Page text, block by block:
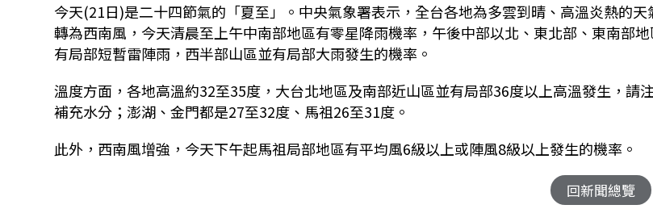
今天(21日)是二十四節氣的 「夏至」。中央氣象署表示，全台各地為多雲到晴、高溫炎熱的
轉為西南風，今天清晨至上午中南部地區有零星降雨機率，午後中部以北、東北部、東南部
有局部短暫雷陣雨，西半部山區並有局部大雨發生的機率。
溫度方面，各地高溫約32至35度，大台北地區及南部近山區並有局部36度以上高溫發生，請
補充水分；澎湖、金門都是27至32度、馬祖26至31度。
此外，西南風增強，今天下午起馬祖局部地區有平均風6級以上或陣風8級以上發生的機率。
回新聞總覽